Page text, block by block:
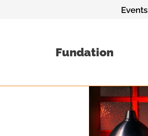
Events
Fundation